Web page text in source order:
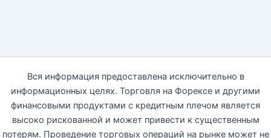
Вся информация предоставлена исключительно в
информационных целях. Торговля на Форексе и другими
финансовыми продуктами с кредитным плечом является
высоко рискованной и может привести к существенным
потерям. Проведение торговых операций на рынке может не